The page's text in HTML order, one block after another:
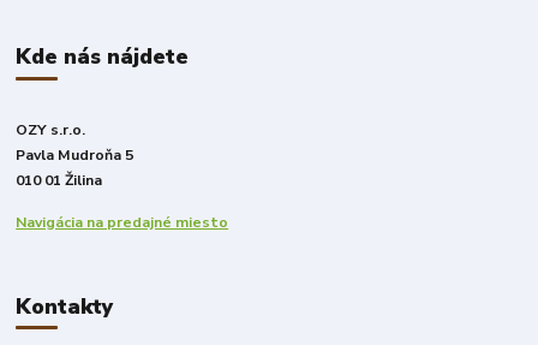
Kde nás nájdete
OZY s.r.o.
Pavla Mudroňa 5
010 01 Žilina
Navigácia na predajné miesto
Kontakty